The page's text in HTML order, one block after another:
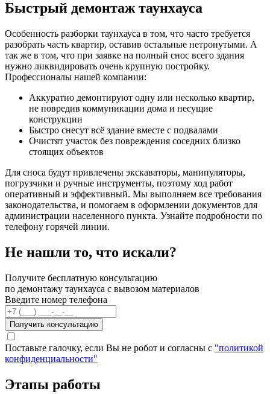
Быстрый демонтаж таунхауса
Особенность разборки таунхауса в том, что часто требуется
разобрать часть квартир, оставив остальные нетронутыми. А
так же в том, что при заявке на полный снос всего здания
нужно ликвидировать очень крупную постройку.
Профессионалы нашей компании:
Аккуратно демонтируют одну или несколько квартир,
не повредив коммуникации дома и несущие
конструкции
Быстро снесут всё здание вместе с подвалами
Очистят участок без повреждения соседних близко
стоящих объектов
Для сноса будут привлечены экскаваторы, манипуляторы,
погрузчики и ручные инструменты, поэтому ход работ
оперативный и эффективный. Мы выполняем все требования
законодательства, и помогаем в оформлении документов для
администрации населенного пункта. Узнайте подробности по
телефону горячей линии.
Не нашли то, что искали?
Получите бесплатную консультацию
по демонтажу таунхауса с вывозом материалов
Введите номер телефона
Получить консультацию
Поставьте галочку, если Вы не робот и согласны с "политикой
конфиденциальности"
Этапы работы